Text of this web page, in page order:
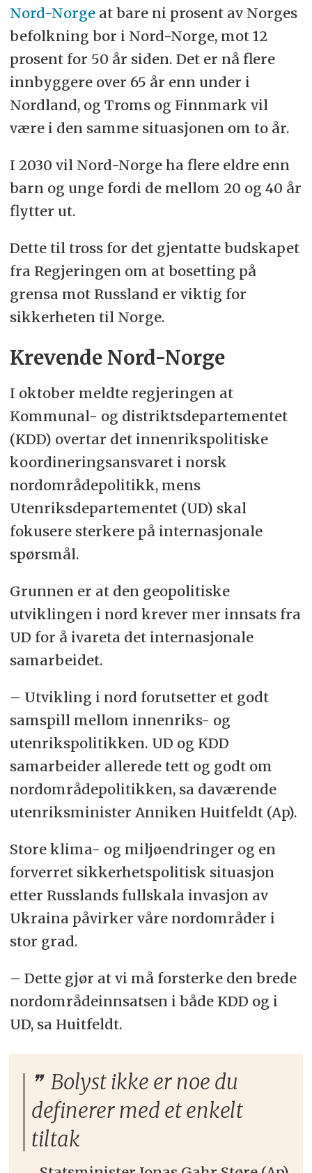
Nord-Norgeat bare ni prosent av Norges
befolkning bor i Nord-Norge, mot 12
prosent for 50 år siden. Det er nå flere
innbyggere over 65 år enn under i
Nordland, og Troms og Finnmark vil
være i den samme situasjonen om to år.
I 2030 vil Nord-Norge ha flere eldre enn
barn og unge fordi de mellom 20 og 40 år
flytter ut.
Dette til tross for det gjentatte budskapet
fra Regjeringen om at bosetting på
grensa mot Russland er viktig for
sikkerheten til Norge.
Krevende Nord-Norge
I oktober meldte regjeringen at
Kommunal- og distriktsdepartementet
(KDD) overtar det innenrikspolitiske
koordineringsansvaret i norsk
nordområdepolitikk, mens
Utenriksdepartementet (UD) skal
fokusere sterkere på internasjonale
spørsmål.
Grunnen er at den geopolitiske
utviklingen i nord krever mer innsats fra
UD for å ivareta det internasjonale
samarbeidet.
– Utvikling i nord forutsetter et godt
samspill mellom innenriks- og
utenrikspolitikken. UD og KDD
samarbeider allerede tett og godt om
nordområdepolitikken, sa daværende
utenriksminister Anniken Huitfeldt (Ap).
Store klima- og miljøendringer og en
forverret sikkerhetspolitisk situasjon
etter Russlands fullskala invasjon av
Ukraina påvirker våre nordområder i
stor grad.
– Dette gjør at vi må forsterke den brede
nordområdeinnsatsen i både KDD og i
UD, sa Huitfeldt.
Bolyst ikke er noe du
definerer med et enkelt
tiltak